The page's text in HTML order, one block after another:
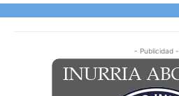
- Publicidad -